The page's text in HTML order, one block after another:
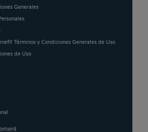
Generales
Términos y Condiciones Generales de Uso
de Uso